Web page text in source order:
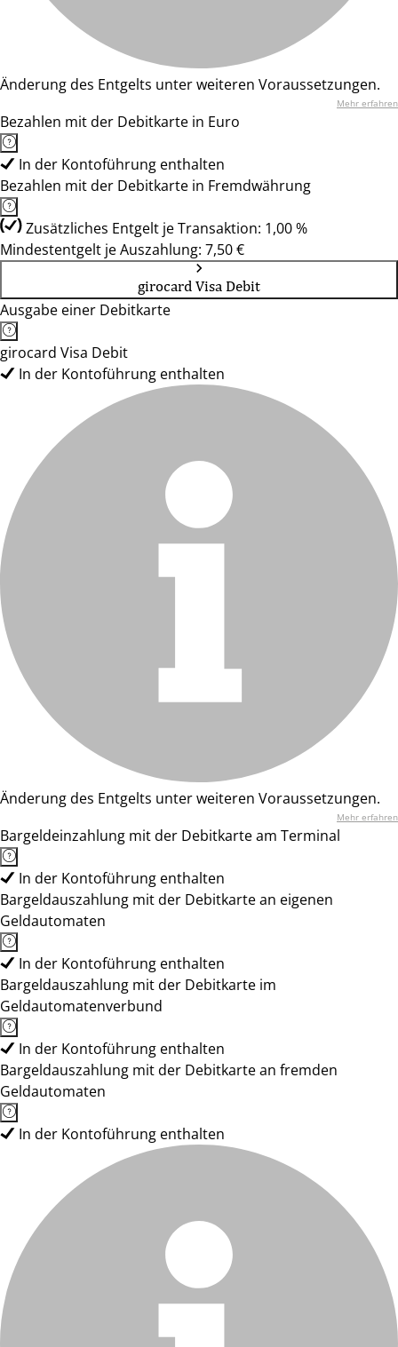
Änderung des Entgelts unter weiteren Voraussetzungen.
Mehr erfahren
Bezahlen mit der Debitkarte in Euro
In der Kontoführung enthalten
Bezahlen mit der Debitkarte in Fremdwährung
Zusätzliches Entgelt je Transaktion: 1,00 %
Mindestentgelt je Auszahlung: 7,50 €
girocard Visa Debit
Ausgabe einer Debitkarte
girocard Visa Debit
In der Kontoführung enthalten
Änderung des Entgelts unter weiteren Voraussetzungen.
Mehr erfahren
Bargeldeinzahlung mit der Debitkarte am Terminal
In der Kontoführung enthalten
Bargeldauszahlung mit der Debitkarte an eigenen
Geldautomaten
In der Kontoführung enthalten
Bargeldauszahlung mit der Debitkarte im
Geldautomatenverbund
In der Kontoführung enthalten
Bargeldauszahlung mit der Debitkarte an fremden
Geldautomaten
In der Kontoführung enthalten